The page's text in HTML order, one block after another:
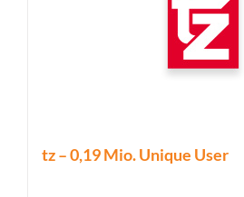
tz – 0,19 Mio. Unique User